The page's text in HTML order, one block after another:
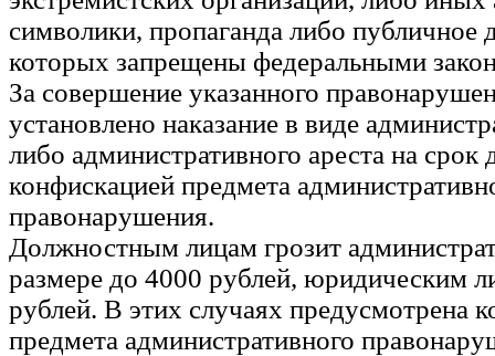
символики, пропаганда либо публичное
которых запрещены федеральными
За совершение указанного
установлено наказание в виде
либо административного ареста на срок
конфискацией предмета
правонарушения.
Должностным лицам грозит
размере до 4000 рублей, юридическим
рублей. В этих случаях предусмотрена
предмета административного